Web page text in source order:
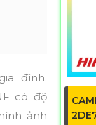
đình.
có độ
ảnh